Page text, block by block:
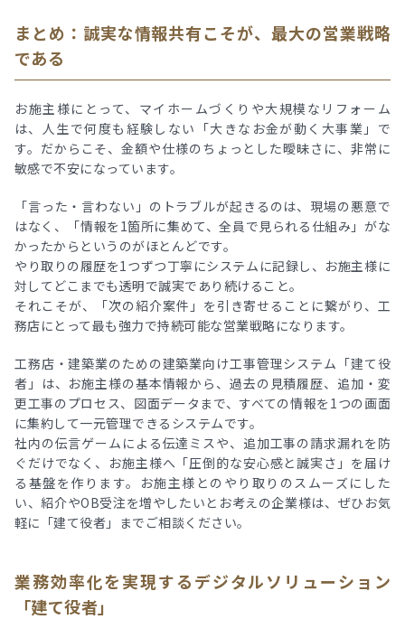
まとめ：誠実な情報共有こそが、最大の営業戦略
である
お施主様にとって、マイホームづくりや大規模なリフォーム
は、人生で何度も経験しない「大きなお金が動く大事業」で
す。だからこそ、金額や仕様のちょっとした曖昧さに、非常に
敏感で不安になっています。
「言った・言わない」のトラブルが起きるのは、現場の悪意で
はなく、「情報を1箇所に集めて、全員で見られる仕組み」がな
かったからというのがほとんどです。
やり取りの履歴を1つずつ丁寧にシステムに記録し、お施主様に
対してどこまでも透明で誠実であり続けること。
それこそが、「次の紹介案件」を引き寄せることに繋がり、工
務店にとって最も強力で持続可能な営業戦略になります。
工務店・建築業のための建築業向け工事管理システム「建て役
者」は、お施主様の基本情報から、過去の見積履歴、追加・変
更工事のプロセス、図面データまで、すべての情報を1つの画面
に集約して一元管理できるシステムです。
社内の伝言ゲームによる伝達ミスや、追加工事の請求漏れを防
ぐだけでなく、お施主様へ「圧倒的な安心感と誠実さ」を届け
る基盤を作ります。お施主様とのやり取りのスムーズにした
い、紹介やOB受注を増やしたいとお考えの企業様は、ぜひお気
軽に「建て役者」までご相談ください。
業務効率化を実現するデジタルソリューション
「建て役者」